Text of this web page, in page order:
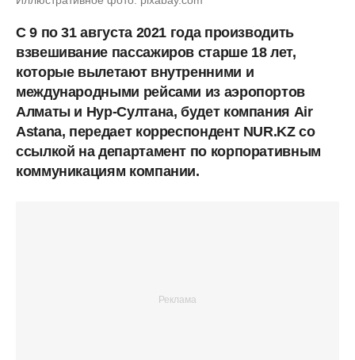
С 9 по 31 августа 2021 года производить
взвешивание пассажиров старше 18 лет,
которые вылетают внутренними и
международными рейсами из аэропортов
Алматы и Нур-Султана, будет компания Air
Astana, передает корреспондент NUR.KZ со
ссылкой на департамент по корпоративным
коммуникациям компании.